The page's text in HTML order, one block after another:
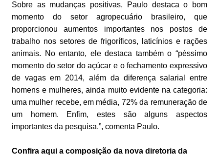
Sobre as mudanças positivas, Paulo destaca o bom
momento do setor agropecuário brasileiro, que
proporcionou aumentos importantes nos postos de
trabalho nos setores de frigoríficos, laticínios e rações
animais. No entanto, ele destaca também o “péssimo
momento do setor do açúcar e o fechamento expressivo
de vagas em 2014, além da diferença salarial entre
homens e mulheres, ainda muito evidente na categoria:
uma mulher recebe, em média, 72% da remuneração de
um homem. Enfim, estes são alguns aspectos
importantes da pesquisa.”, comenta Paulo.
Confira aqui a composição da nova diretoria da